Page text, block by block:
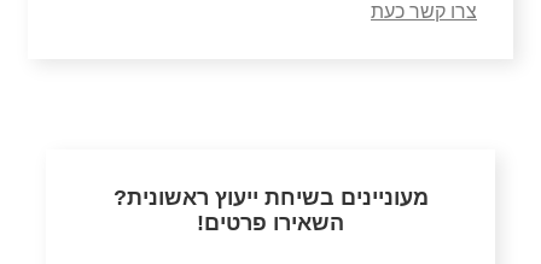
צרו קשר כעת
מעוניינים בשיחת ייעוץ ראשונית?
השאירו פרטים!